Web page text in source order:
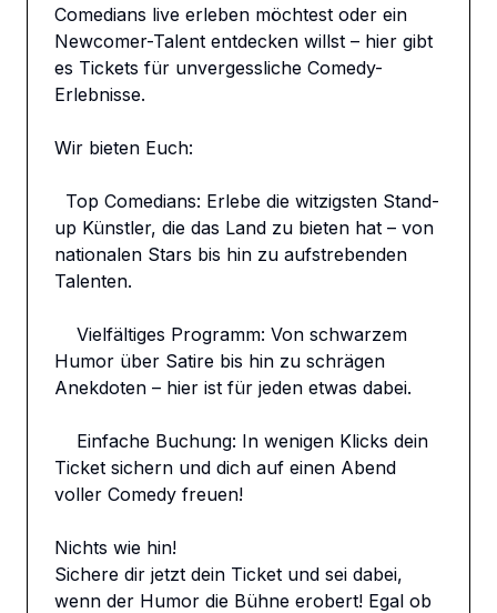
Comedians live erleben möchtest oder ein
Newcomer-Talent entdecken willst – hier gibt
es Tickets für unvergessliche Comedy-
Erlebnisse.
Wir bieten Euch:
up Künstler, die das Land zu bieten hat – von
nationalen Stars bis hin zu aufstrebenden
Talenten.
Humor über Satire bis hin zu schrägen
Anekdoten – hier ist für jeden etwas dabei.
Ticket sichern und dich auf einen Abend
voller Comedy freuen!
Nichts wie hin!
Sichere dir jetzt dein Ticket und sei dabei,
wenn der Humor die Bühne erobert! Egal ob